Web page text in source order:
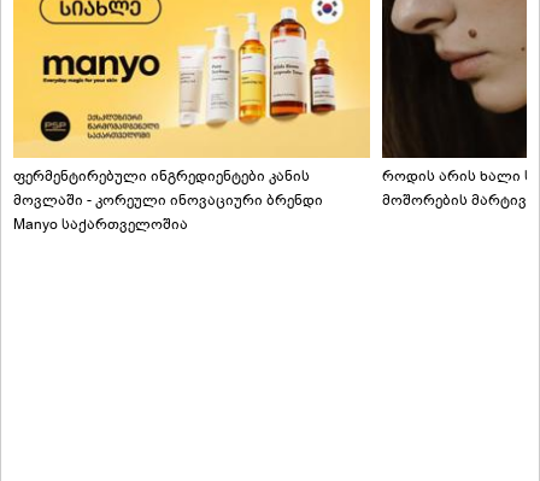
ფერმენტირებული ინგრედიენტები კანის
მოვლაში - კორეული ინოვაციური ბრენდი
Manyo საქართველოშია
როდის არის ხალი
მოშორების